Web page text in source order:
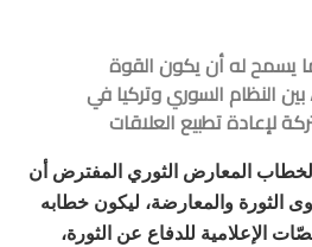
يسمح له أن يكون القوة
بين النظام السوري وتركيا في
لإعادة تطبيع العلاقات
المعارض الثوري المفترض أن
الثورة والمعارضة، ليكون خطابه
الإعلامية للدفاع عن الثورة،